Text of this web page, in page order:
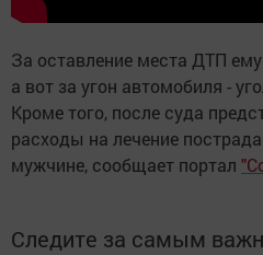
За оставление места ДТП ему
а вот за угон автомобиля -
Кроме того, после суда
расходы на лечение
мужчине, сообщает портал
Следите за самым